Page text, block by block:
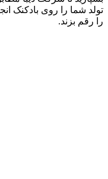
تولد شما را روی بادکنک
را رقم بزند.